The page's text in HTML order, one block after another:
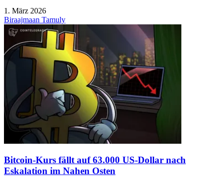
1. März 2026
Biraajmaan Tamuly
Bitcoin-Kurs fällt auf 63.000 US-Dollar nach
Eskalation im Nahen Osten